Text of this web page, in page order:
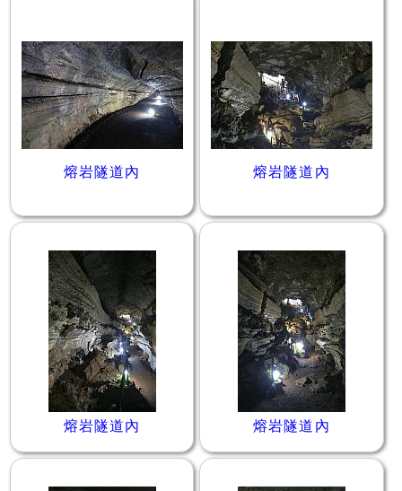
熔岩隧道內 熔岩隧道內
熔岩隧道內 熔岩隧道內